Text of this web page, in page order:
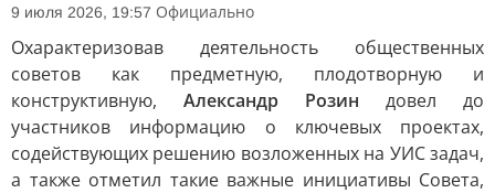
9 июля 2026, 19:57 Официально
Охарактеризовав деятельность общественных
советов как предметную, плодотворную и
конструктивную, Александр Розин довел до
участников информацию о ключевых проектах,
содействующих решению возложенных на УИС задач,
а также отметил такие важные инициативы Совета,